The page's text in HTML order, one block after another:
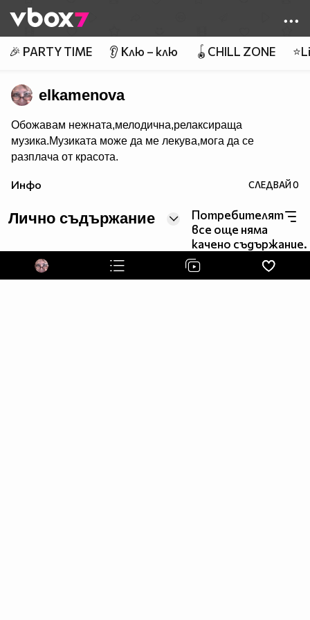
👾
🎉 PARTY TIME 👂 Клю – клю 🪀CHILL ZONE
elkamenova
Обожавам нежната,мелодична,релаксираща
музика.Музиката може да ме лекува,мога да се
разплача от красота.
Инфо СЛЕДВАЙ0
Лично съдържание
Потребителят
все още няма
качено съдържание.